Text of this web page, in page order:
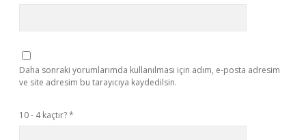
Daha sonraki yorumlarımda kullanılması için adım, e-posta adresim
ve site adresim bu tarayıcıya kaydedilsin.
10 - 4 kaçtır?*